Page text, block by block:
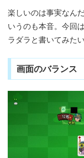
楽しいのは事実なん
いうのも本音。今回
ラダラと書いてみた
画面のバランス